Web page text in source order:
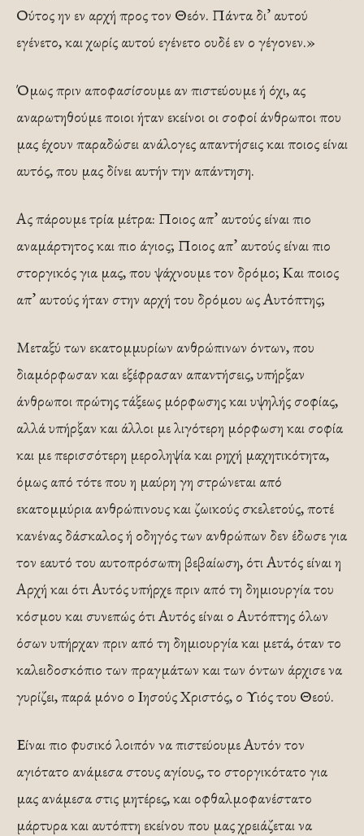
Ούτος ην εν αρχή προς τον Θεόν. Πάντα δι’ αυτού
εγένετο, και χωρίς αυτού εγένετο ουδέ εν ο γέγονεν.»
Όμως πριν αποφασίσουμε αν πιστεύουμε ή όχι, ας
αναρωτηθούμε ποιοι ήταν εκείνοι οι σοφοί άνθρωποι που
μας έχουν παραδώσει ανάλογες απαντήσεις και ποιος είναι
αυτός, που μας δίνει αυτήν την απάντηση.
Ας πάρουμε τρία μέτρα: Ποιος απ’ αυτούς είναι πιο
αναμάρτητος και πιο άγιος; Ποιος απ’ αυτούς είναι πιο
στοργικός για μας, που ψάχνουμε τον δρόμο; Και ποιος
απ’ αυτούς ήταν στην αρχή του δρόμου ως Αυτόπτης;
Μεταξύ των εκατομμυρίων ανθρώπινων όντων, που
διαμόρφωσαν και εξέφρασαν απαντήσεις, υπήρξαν
άνθρωποι πρώτης τάξεως μόρφωσης και υψηλής σοφίας,
αλλά υπήρξαν και άλλοι με λιγότερη μόρφωση και σοφία
και με περισσότερη μεροληψία και ρηχή μαχητικότητα,
όμως από τότε που η μαύρη γη στρώνεται από
εκατομμύρια ανθρώπινους και ζωικούς σκελετούς, ποτέ
κανένας δάσκαλος ή οδηγός των ανθρώπων δεν έδωσε για
τον εαυτό του αυτοπρόσωπη βεβαίωση, ότι Αυτός είναι η
Αρχή και ότι Αυτός υπήρχε πριν από τη δημιουργία του
κόσμου και συνεπώς ότι Αυτός είναι ο Αυτόπτης όλων
όσων υπήρχαν πριν από τη δημιουργία και μετά, όταν το
καλειδοσκόπιο των πραγμάτων και των όντων άρχισε να
γυρίζει, παρά μόνο ο Ιησούς Χριστός, ο Υιός του Θεού.
Είναι πιο φυσικό λοιπόν να πιστεύουμε Αυτόν τον
αγιότατο ανάμεσα στους αγίους, το στοργικότατο για
μας ανάμεσα στις μητέρες, και οφθαλμοφανέστατο
μάρτυρα και αυτόπτη εκείνου που μας χρειάζεται να